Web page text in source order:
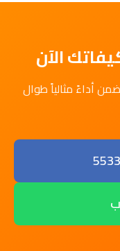
الآن
أداءً مثالياً طوال